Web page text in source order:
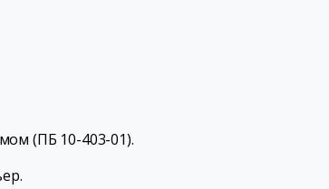
(ПБ 10-403-01).